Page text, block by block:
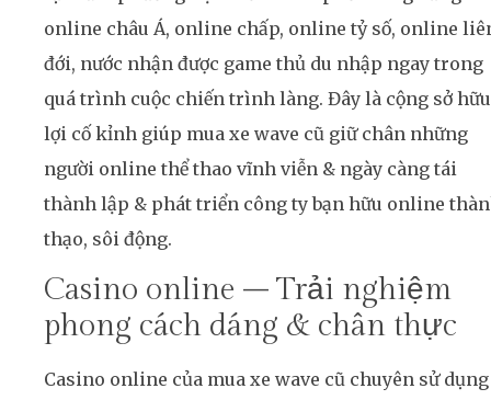
online châu Á, online chấp, online tỷ số, online
đới, nước nhận được game thủ du nhập ngay trong
quá trình cuộc chiến trình làng. Đây là cộng sở hữu
lợi cố kỉnh giúp mua xe wave cũ giữ chân những
người online thể thao vĩnh viễn & ngày càng tái
thành lập & phát triển công ty bạn hữu online
thạo, sôi động.
Casino online – Trải nghiệm
phong cách dáng & chân thực
Casino online của mua xe wave cũ chuyên sử dụng